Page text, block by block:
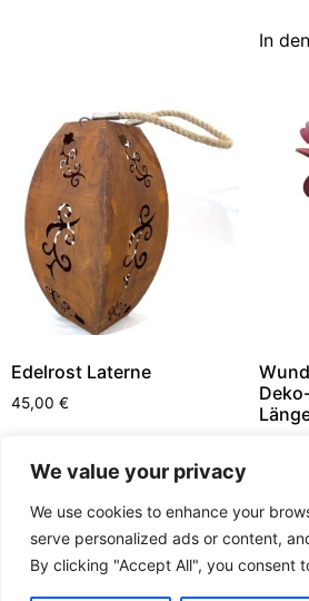
We value your privacy
We use cookies to enhance your
serve personalized ads or content,
By clicking "Accept All", you consent
In
Edelrost Laterne
45,00 €